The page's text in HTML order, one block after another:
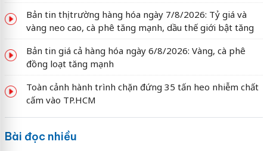
Bản tin thị trường hàng hóa ngày 7/8/2026: Tỷ giá và
vàng neo cao, cà phê tăng mạnh, dầu thế giới bật tăng
Bản tin giá cả hàng hóa ngày 6/8/2026: Vàng, cà phê
đồng loạt tăng mạnh
Toàn cảnh hành trình chặn đứng 35 tấn heo nhiễm chất
cấm vào TP.HCM
Bài đọc nhiều